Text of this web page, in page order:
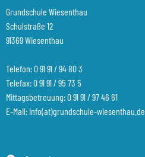
Grundschule Wiesenthau
Schulstraße 12
91369 Wiesenthau
Telefon:0 91 91 / 94 80 3
Telefax: 0 91 91 / 95 73 5
Mittagsbetreuung:0 91 91 / 97 46 61
E-Mail: info(at)grundschule-wiesenthau.de